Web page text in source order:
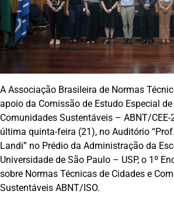
A Associação Brasileira de Normas
apoio da Comissão de Estudo Especial
Comunidades Sustentáveis – ABNT/
última quinta-feira (21), no Auditório
Landi” no Prédio da Administração da
Universidade de São Paulo – USP, o 1º
sobre Normas Técnicas de Cidades e
Sustentáveis ABNT/ISO.